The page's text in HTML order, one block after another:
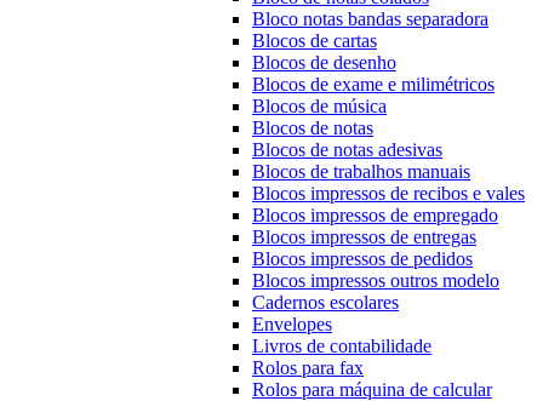
Bloco notas bandas separadora
Blocos de cartas
Blocos de desenho
Blocos de exame e milimétricos
Blocos de música
Blocos de notas
Blocos de notas adesivas
Blocos de trabalhos manuais
Blocos impressos de recibos e vales
Blocos impressos de empregado
Blocos impressos de entregas
Blocos impressos de pedidos
Blocos impressos outros modelo
Cadernos escolares
Envelopes
Livros de contabilidade
Rolos para fax
Rolos para máquina de calcular